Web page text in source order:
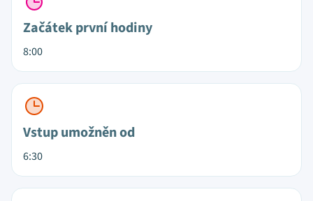
Začátek první hodiny
8:00
Vstup umožněn od
6:30